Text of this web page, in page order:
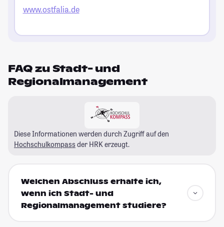
www.ostfalia.de
FAQ zu Stadt- und
Regionalmanagement
Diese Informationen werden durch Zugriff auf den
Hochschulkompass der HRK erzeugt.
Welchen Abschluss erhalte ich,
wenn ich Stadt- und
Regionalmanagement studiere?